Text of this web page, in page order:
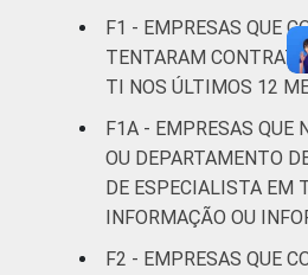
F1 - EMPRESAS QUE
TENTARAM
TI NOS ÚLTIMOS 12
F1A - EMPRESAS QUE
OU DEPARTAMENTO
DE ESPECIALISTA EM
INFORMAÇÃO OU
F2 - EMPRESAS QUE